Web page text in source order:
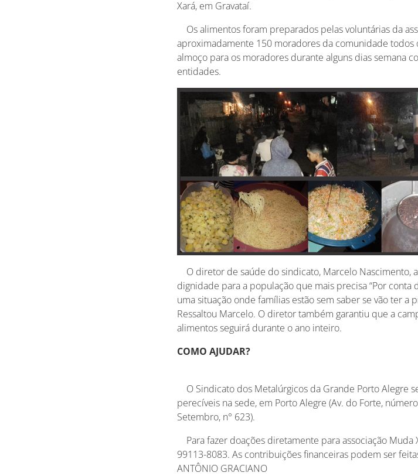
Xará, em Gravataí.
Os alimentos foram preparados pelas voluntárias da
aproximadamente 150 moradores da comunidade todos
almoço para os moradores durante alguns dias semana
entidades.
O diretor de saúde do sindicato, Marcelo Nascimento,
dignidade para a população que mais precisa “Por conta
uma situação onde famílias estão sem saber se vão ter a
Ressaltou Marcelo. O diretor também garantiu que a
alimentos seguirá durante o ano inteiro.
COMO AJUDAR?
O Sindicato dos Metalúrgicos da Grande Porto Alegre
perecíveis na sede, em Porto Alegre (Av. do Forte,
Setembro, n° 623).
Para fazer doações diretamente para associação
99113-8083. As contribuições financeiras podem ser
ANTÔNIO GRACIANO